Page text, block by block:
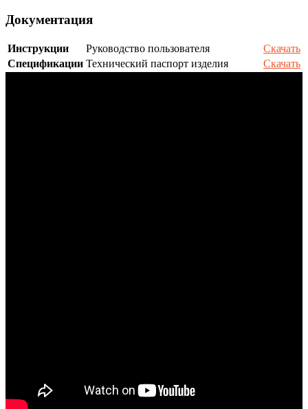
Документация
Инструкции Руководство пользователя
Скачать
Спецификации Технический паспорт изделия Скачать